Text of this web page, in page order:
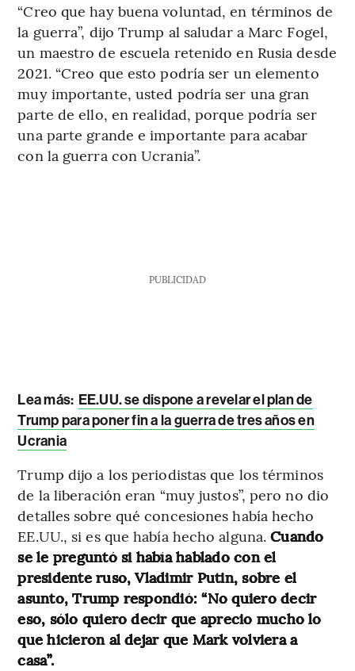
“Creo que hay buena voluntad, en términos de
la guerra”, dijo Trump al saludar a Marc Fogel,
un maestro de escuela retenido en Rusia desde
2021. “Creo que esto podría ser un elemento
muy importante, usted podría ser una gran
parte de ello, en realidad, porque podría ser
una parte grande e importante para acabar
con la guerra con Ucrania”.
PUBLICIDAD
Lea más: EE.UU. se dispone a revelar el plan de
Trump para poner fin a la guerra de tres años en
Ucrania
Trump dijo a los periodistas que los términos
de la liberación eran “muy justos”, pero no dio
detalles sobre qué concesiones había hecho
EE.UU., si es que había hecho alguna.Cuando
se le preguntó si había hablado con el
presidente ruso, Vladimir Putin, sobre el
asunto, Trump respondió: “No quiero decir
eso, sólo quiero decir que aprecio mucho lo
que hicieron al dejar que Mark volviera a
casa”.